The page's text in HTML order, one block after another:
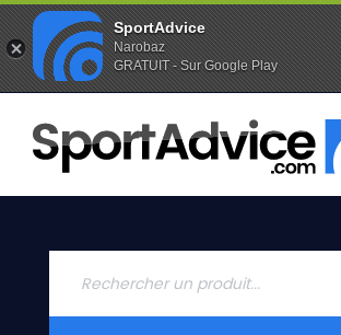
Favoris (0) Alertes (0)
ACCUEIL
SKIS
2020
SportAdvice
Narobaz
GRATUIT - Sur Google Play